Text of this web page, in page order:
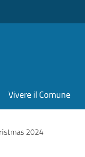
Vivere il Comune
2024